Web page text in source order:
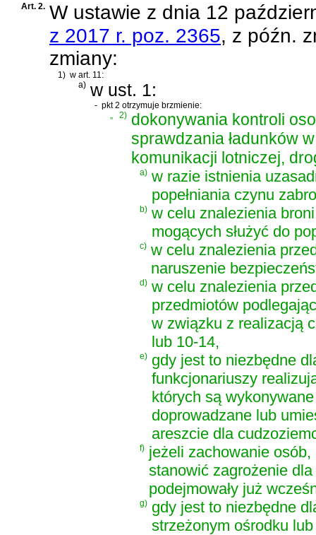
Art. 2. W ustawie z dnia 12
z 2017 r. poz. 2365, z późn.
zmiany:
1) w art. 11:
a) w ust. 1:
- pkt 2 otrzymuje brzmienie:
„
2) dokonywania kontroli
sprawdzania ładunków
komunikacji lotniczej,
a) w razie istnienia
popełniania czynu
b) w celu znalezienia
mogących służyć do
c) w celu znalezienia
naruszenie
d) w celu znalezienia
przedmiotów
w związku z realizacją
lub 10-14,
e) gdy jest to niezbędne
funkcjonariuszy
których są
doprowadzane lub
areszcie dla
f) jeżeli zachowanie
stanowić zagrożenie
podejmowały już
g) gdy jest to niezbędne
strzeżonym ośrodku